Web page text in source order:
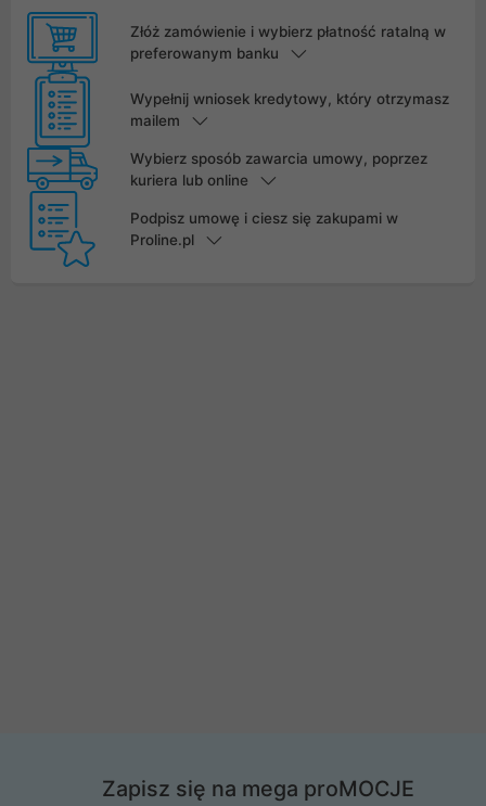
Złóż zamówienie i wybierz płatność ratalną w
preferowanym banku
Wypełnij wniosek kredytowy, który otrzymasz
mailem
Wybierz sposób zawarcia umowy, poprzez
kuriera lub online
Podpisz umowę i ciesz się zakupami w
Proline.pl
Zapisz się na mega proMOCJE